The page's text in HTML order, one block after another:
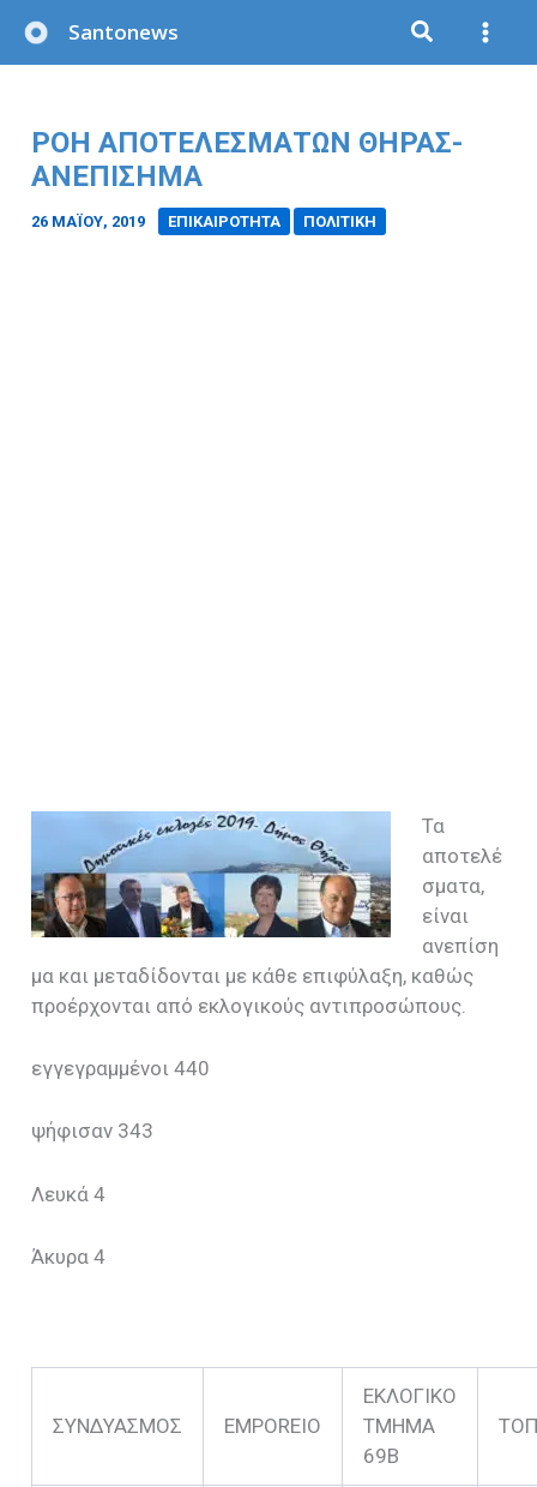
στο
Santonews
ΡΟΗ ΑΠΟΤΕΛΕΣΜΑΤΩΝ ΘΗΡΑΣ-
ΑΝΕΠΙΣΗΜΑ
26 ΜΑΪ́ΟΥ, 2019 ΕΠΙΚΑΙΡΟΤΗΤΑ ΠΟΛΙΤΙΚΗ
Τα
αποτελέ
σματα,
είναι
ανεπίση
μα και μεταδίδονται με κάθε επιφύλαξη, καθώς
προέρχονται από εκλογικούς αντιπροσώπους.
εγγεγραμμένοι 440
ψήφισαν 343
Λευκά 4
Άκυρα 4
ΣΥΝΔΥΑΣΜΟΣ EMPOREIO
ΕΚΛΟΓΙΚΟ
ΤΜΗΜΑ
69B